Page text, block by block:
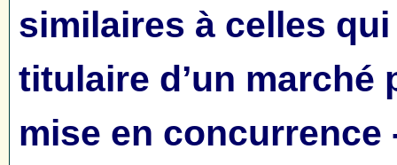
similaires à celles
titulaire d’un marché
mise en concurrence